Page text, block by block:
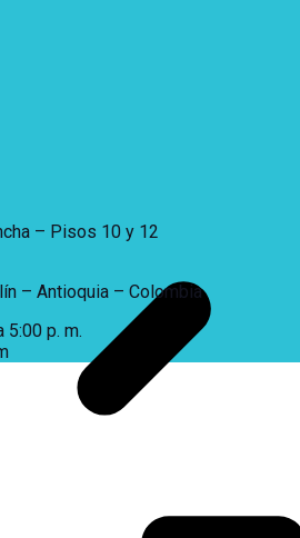
– Pisos 10 y 12
– Antioquia – Colombia
5:00 p. m.